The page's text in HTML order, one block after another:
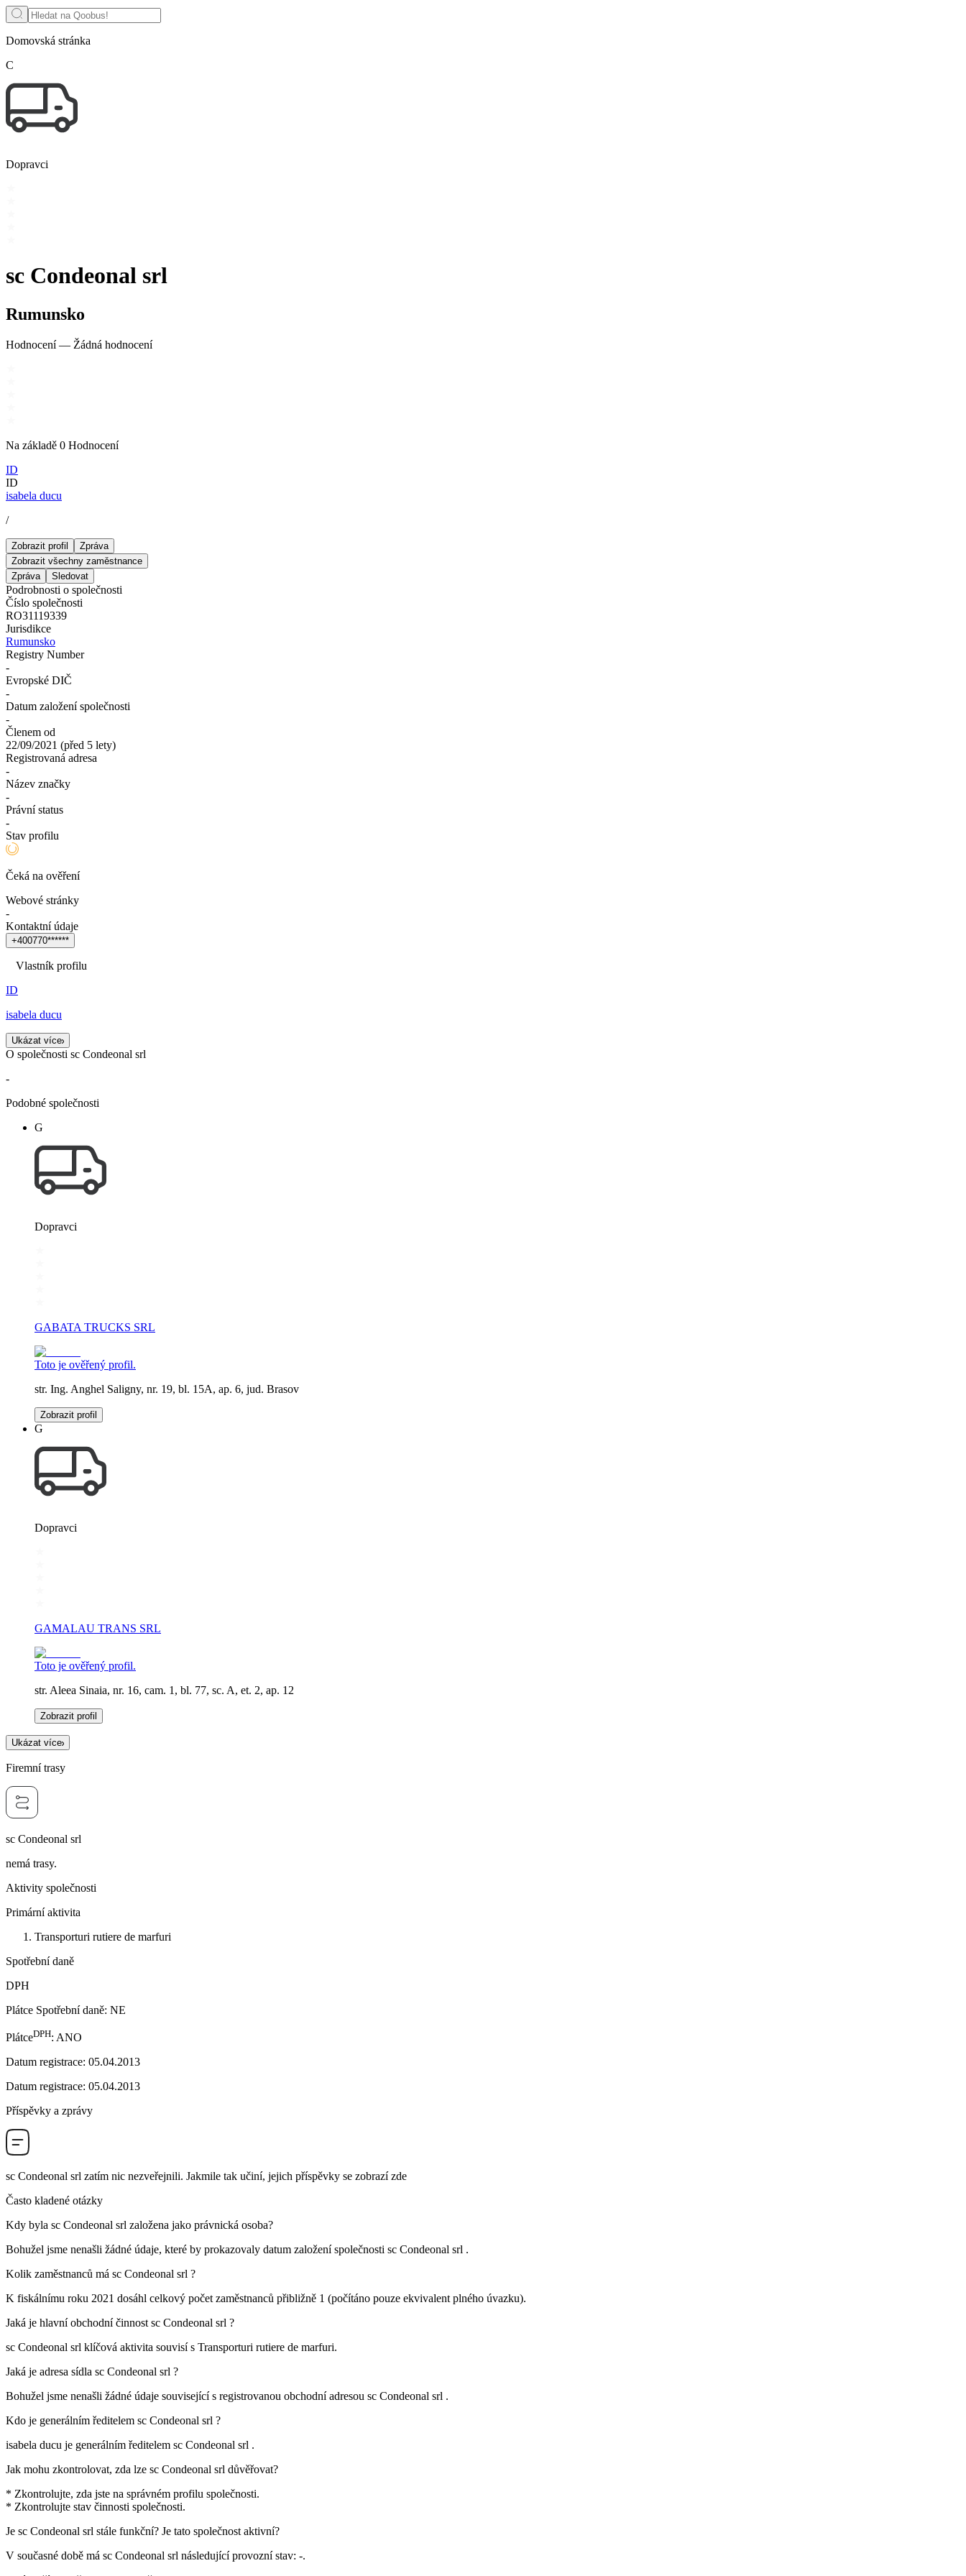
Domovská stránka
C
Dopravci
sc Condeonal srl
Rumunsko
Hodnocení— Žádná hodnocení
Na základě 0 Hodnocení
ID
ID
isabela ducu
/
Zobrazit profil
Zpráva
Zobrazit všechny zaměstnance
Zpráva
Sledovat
Podrobnosti o společnosti
Číslo společnosti
RO31119339
Jurisdikce
Rumunsko
Registry Number
-
Evropské DIČ
-
Datum založení společnosti
-
Členem od
22/09/2021 (před 5 lety)
Registrovaná adresa
-
Název značky
-
Právní status
-
Stav profilu
Čeká na ověření
Webové stránky
-
Kontaktní údaje
+400770******
Vlastník profilu
ID
isabela ducu
Ukázat více
O společnosti sc Condeonal srl
-
Podobné společnosti
G
Dopravci
GABATA TRUCKS SRL
Toto je ověřený profil.
str. Ing. Anghel Saligny, nr. 19, bl. 15A, ap. 6, jud. Brasov
Zobrazit profil
G
Dopravci
GAMALAU TRANS SRL
Toto je ověřený profil.
str. Aleea Sinaia, nr. 16, cam. 1, bl. 77, sc. A, et. 2, ap. 12
Zobrazit profil
Ukázat více
Firemní trasy
sc Condeonal srl
nemá trasy.
Aktivity společnosti
Primární aktivita
Transporturi rutiere de marfuri
Spotřební daně
DPH
Plátce Spotřební daně: NE
PlátceDPH: ANO
Datum registrace: 05.04.2013
Datum registrace: 05.04.2013
Příspěvky a zprávy
sc Condeonal srl zatím nic nezveřejnili. Jakmile tak učiní, jejich příspěvky se zobrazí zde
Často kladené otázky
Kdy byla sc Condeonal srl založena jako právnická osoba?
Bohužel jsme nenašli žádné údaje, které by prokazovaly datum založení společnosti sc Condeonal srl .
Kolik zaměstnanců má sc Condeonal srl ?
K fiskálnímu roku 2021 dosáhl celkový počet zaměstnanců přibližně 1 (počítáno pouze ekvivalent plného úvazku).
Jaká je hlavní obchodní činnost sc Condeonal srl ?
sc Condeonal srl klíčová aktivita souvisí s Transporturi rutiere de marfuri.
Jaká je adresa sídla sc Condeonal srl ?
Bohužel jsme nenašli žádné údaje související s registrovanou obchodní adresou sc Condeonal srl .
Kdo je generálním ředitelem sc Condeonal srl ?
isabela ducu je generálním ředitelem sc Condeonal srl .
Jak mohu zkontrolovat, zda lze sc Condeonal srl důvěřovat?
* Zkontrolujte, zda jste na správném profilu společnosti.
* Zkontrolujte stav činnosti společnosti.
Je sc Condeonal srl stále funkční? Je tato společnost aktivní?
V současné době má sc Condeonal srl následující provozní stav: -.